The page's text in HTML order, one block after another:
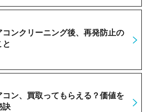
コンクリーニング後、再発防止の
と
コン、買取ってもらえる？価値を
訣